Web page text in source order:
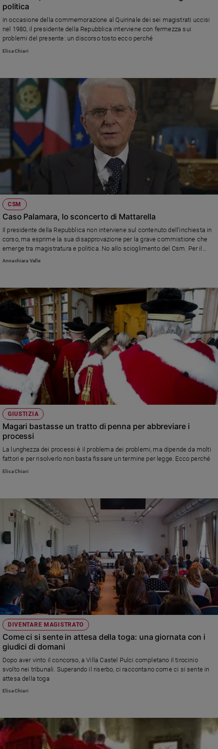
politica
In occasione della commemorazione al Quirinale dei sei magistrati uccisi
nel 1980, il presidente della Repubblica interviene con fermezza sui
problemi del presente: un discorso tosto ecco perché
Elisa Chiari
CSM
Caso Palamara, lo sconcerto di Mattarella
Il presidente della Repubblica non interviene sul contenuto dell'inchiesta in
corso, ma esprime la sua disapprovazione per la grave commistione che
emerge tra magistratura e politica. No allo scioglimento del Csm. Per il
Quirinale è il Parlamento che, nel rispetto dell'autonomia dei giudici, deve
Annachiara Valle
GIUSTIZIA
Magari bastasse un tratto di penna per abbreviare i
processi
La lunghezza dei processi è il problema dei problemi, ma dipende da molti
fattori e per risolverlo non basta fissare un termine per legge. Ecco perché
Elisa Chiari
DIVENTARE MAGISTRATO
Come ci si sente in attesa della toga: una giornata con i
giudici di domani
Dopo aver vinto il concorso, a Villa Castel Pulci completano il tirocinio
svolto nei tribunali. Superando il riserbo, ci raccontano come ci si sente in
attesa della toga
Elisa Chiari